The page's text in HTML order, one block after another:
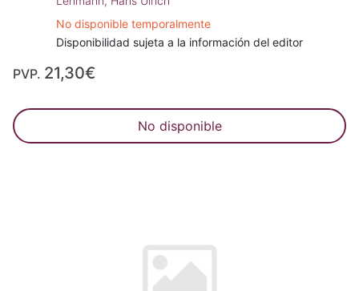
No disponible temporalmente
Disponibilidad sujeta a la información del editor
PVP. 21,30€
No disponible